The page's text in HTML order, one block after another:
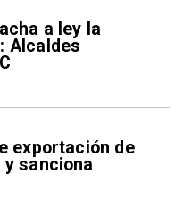
a ley la
Alcaldes
exportación de
y sanciona